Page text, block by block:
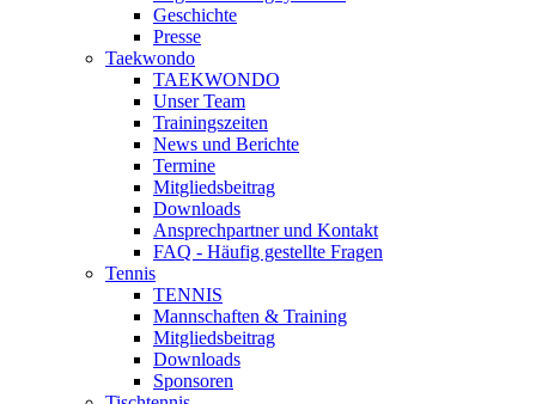
Geschichte
Presse
Taekwondo
TAEKWONDO
Unser Team
Trainingszeiten
News und Berichte
Termine
Mitgliedsbeitrag
Downloads
Ansprechpartner und Kontakt
FAQ - Häufig gestellte Fragen
Tennis
TENNIS
Mannschaften & Training
Mitgliedsbeitrag
Downloads
Sponsoren